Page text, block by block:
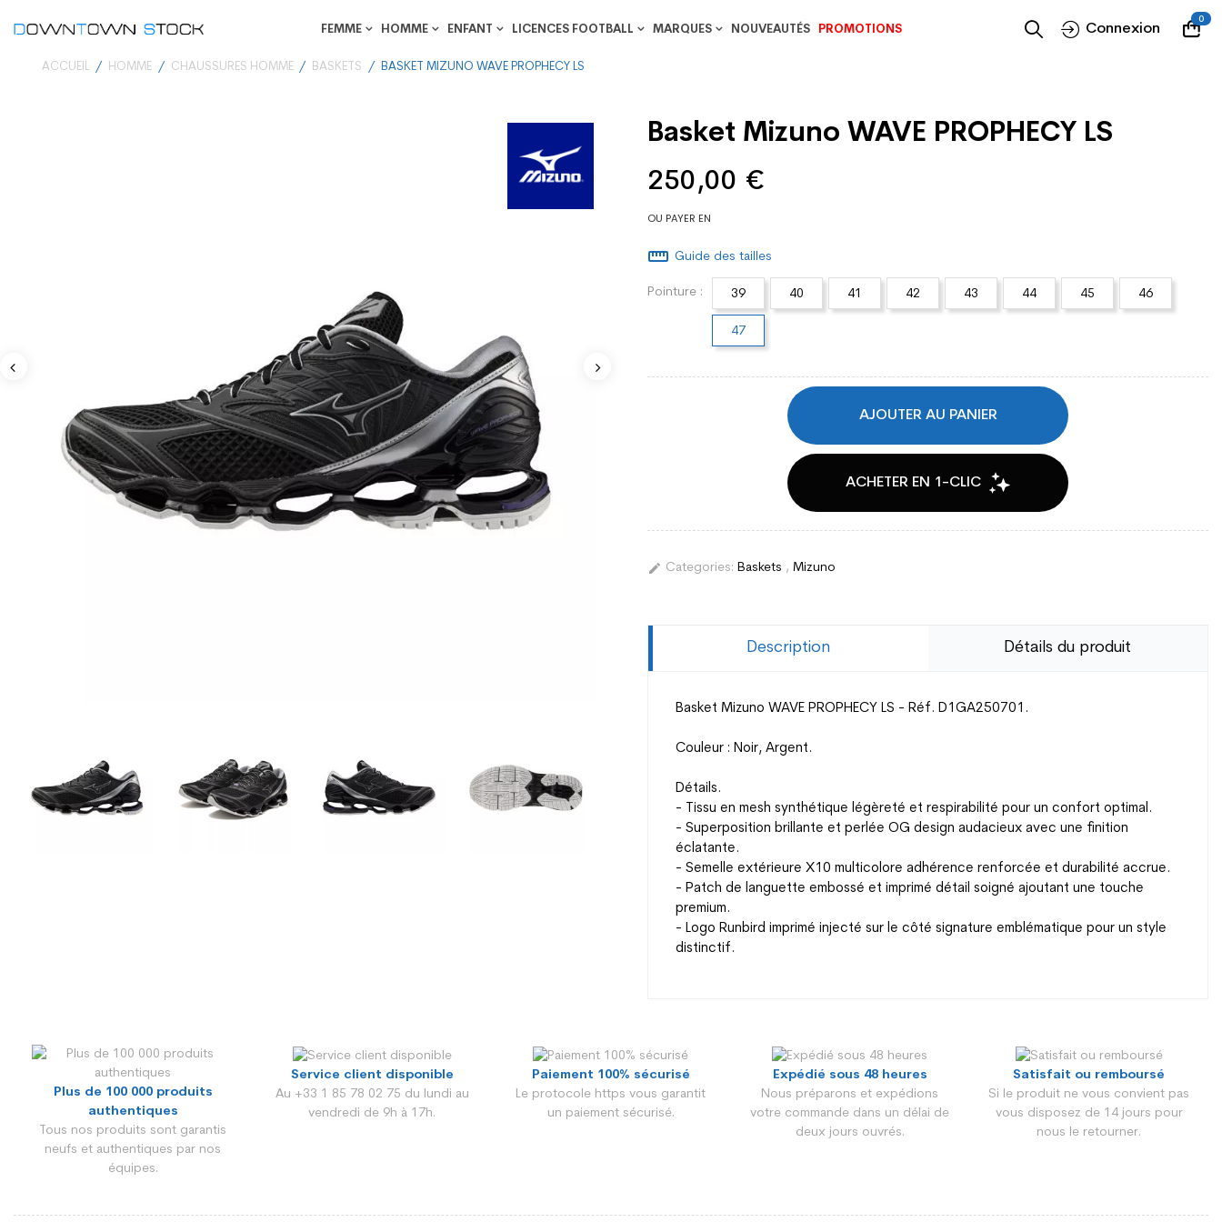
FEMME HOMME ENFANT LICENCES FOOTBALL MARQUES NOUVEAUTÉS PROMOTIONS Connexion
0
ACCUEIL HOMME CHAUSSURES HOMME BASKETS BASKET MIZUNO WAVE PROPHECY LS
Basket Mizuno WAVE PROPHECY LS
250,00 €
OU PAYER EN
straighten Guide des tailles
Pointure : 39 40 41 42 43 44 45 46
47
AJOUTER AU PANIER
edit Categories: Baskets , Mizuno
Description Détails du produit
Basket Mizuno WAVE PROPHECY LS - Réf. D1GA250701.
Couleur : Noir, Argent.
Détails.
- Tissu en mesh synthétique légèreté et respirabilité pour un confort optimal.
- Superposition brillante et perlée OG design audacieux avec une finition
éclatante.
- Semelle extérieure X10 multicolore adhérence renforcée et durabilité accrue.
- Patch de languette embossé et imprimé détail soigné ajoutant une touche
premium.
- Logo Runbird imprimé injecté sur le côté signature emblématique pour un style
distinctif.
Genre
Adulte
Plus de 100 000 produits
authentiques
Tous nos produits sont garantis
neufs et authentiques par nos
équipes.
Service client disponible
Au +33 1 85 78 02 75 du lundi au
vendredi de 9h à 17h.
Paiement 100% sécurisé
Le protocole https vous garantit
un paiement sécurisé.
Expédié sous 48 heures
Nous préparons et expédions
votre commande dans un délai de
deux jours ouvrés.
Satisfait ou remboursé
Si le produit ne vous convient pas
vous disposez de 14 jours pour
nous le retourner.